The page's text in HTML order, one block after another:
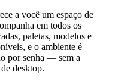
a você um espaço de
em todos os
paletas, modelos e
e o ambiente é
por senha — sem a
desktop.